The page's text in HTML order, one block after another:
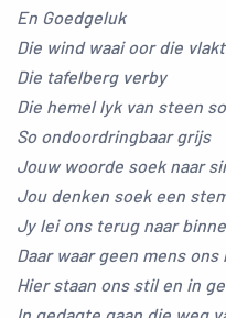
En Goedgeluk
Die wind waai oor die
Die tafelberg verby
Die hemel lyk van steen
So ondoordringbaar grijs
Jouw woorde soek naar
Jou denken soek een
Jy lei ons terug naar
Daar waar geen mens ons
Hier staan ons stil en in